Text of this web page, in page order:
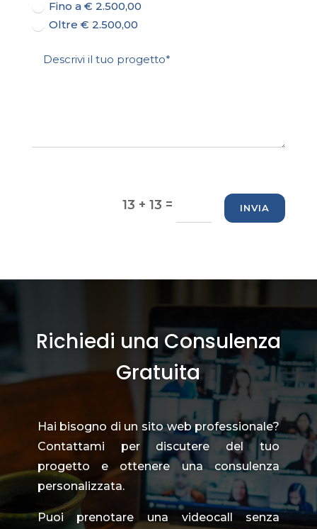
Fino a € 2.500,00
Oltre € 2.500,00
13 + 13 = INVIA
Richiedi una Consulenza
Gratuita
Hai bisogno di un sito web professionale?
Contattami per discutere del tuo
progetto e ottenere una consulenza
personalizzata.
Puoi prenotare una videocall senza